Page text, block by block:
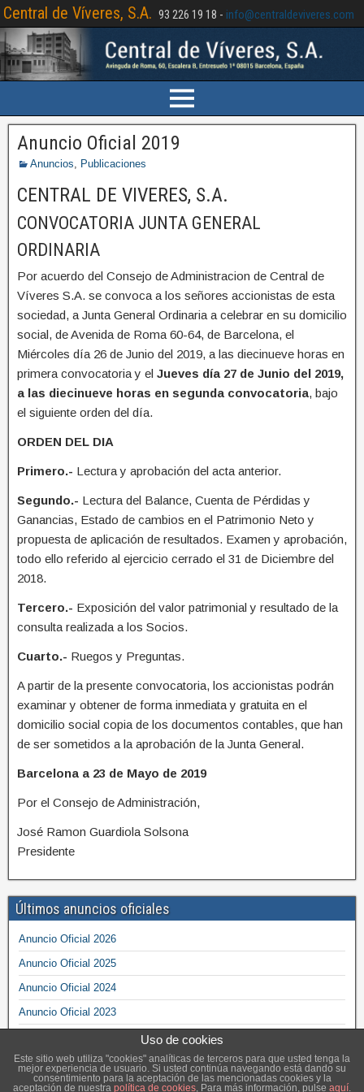
Central de Víveres, S.A. 93 226 19 18 - info@centraldeviveres.com
Anuncio Oficial 2019
Anuncios, Publicaciones
CENTRAL DE VIVERES, S.A.
CONVOCATORIA JUNTA GENERAL
ORDINARIA
Por acuerdo del Consejo de Administracion de Central de
Víveres S.A. se convoca a los señores accionistas de esta
sociedad, a Junta General Ordinaria a celebrar en su domicilio
social, de Avenida de Roma 60-64, de Barcelona, el
Miércoles día 26 de Junio del 2019, a las diecinueve horas en
primera convocatoria y el Jueves día 27 de Junio del 2019,
a las diecinueve horas en segunda convocatoria, bajo
el siguiente orden del día.
ORDEN DEL DIA
Primero.- Lectura y aprobación del acta anterior.
Segundo.- Lectura del Balance, Cuenta de Pérdidas y
Ganancias, Estado de cambios en el Patrimonio Neto y
propuesta de aplicación de resultados. Examen y aprobación,
todo ello referido al ejercicio cerrado el 31 de Diciembre del
2018.
Tercero.- Exposición del valor patrimonial y resultado de la
consulta realizada a los Socios.
Cuarto.- Ruegos y Preguntas.
A partir de la presente convocatoria, los accionistas podrán
examinar y obtener de forma inmediata y gratuita en el
domicilio social copia de los documentos contables, que han
de ser sometidos a la aprobación de la Junta General.
Barcelona a 23 de Mayo de 2019
Por el Consejo de Administración,
José Ramon Guardiola Solsona
Presidente
Últimos anuncios oficiales
Anuncio Oficial 2026
Anuncio Oficial 2025
Anuncio Oficial 2024
Anuncio Oficial 2023
Uso de cookies
Este sitio web utiliza "cookies" analíticas de terceros para que usted tenga la
mejor experiencia de usuario. Si usted continúa navegando está dando su
consentimiento para la aceptación de las mencionadas cookies y la
aceptación de nuestra política de cookies, Para más información, pulse aquí.